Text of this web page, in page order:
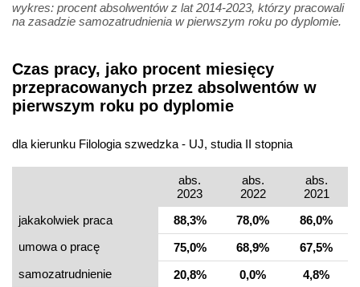
wykres: procent absolwentów z lat 2014-2023, którzy pracowali
na zasadzie samozatrudnienia w pierwszym roku po dyplomie.
Czas pracy, jako procent miesięcy
przepracowanych przez absolwentów w
pierwszym roku po dyplomie
dla kierunku Filologia szwedzka - UJ, studia II stopnia
abs.
2023
abs.
2022
abs.
2021
jakakolwiek praca
88,3% 78,0%
86,0%
umowa o pracę
75,0% 68,9%
67,5%
samo­zatrudnienie
20,8% 0,0% 4,8%